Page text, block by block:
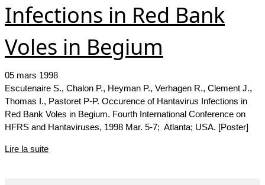
Infections in Red Bank
Voles in Begium
05 mars 1998
Escutenaire S., Chalon P., Heyman P., Verhagen R., Clement J.,
Thomas I., Pastoret P-P. Occurence of Hantavirus Infections in
Red Bank Voles in Begium. Fourth International Conference on
HFRS and Hantaviruses, 1998 Mar. 5-7; Atlanta; USA. [Poster]
Lire la suite